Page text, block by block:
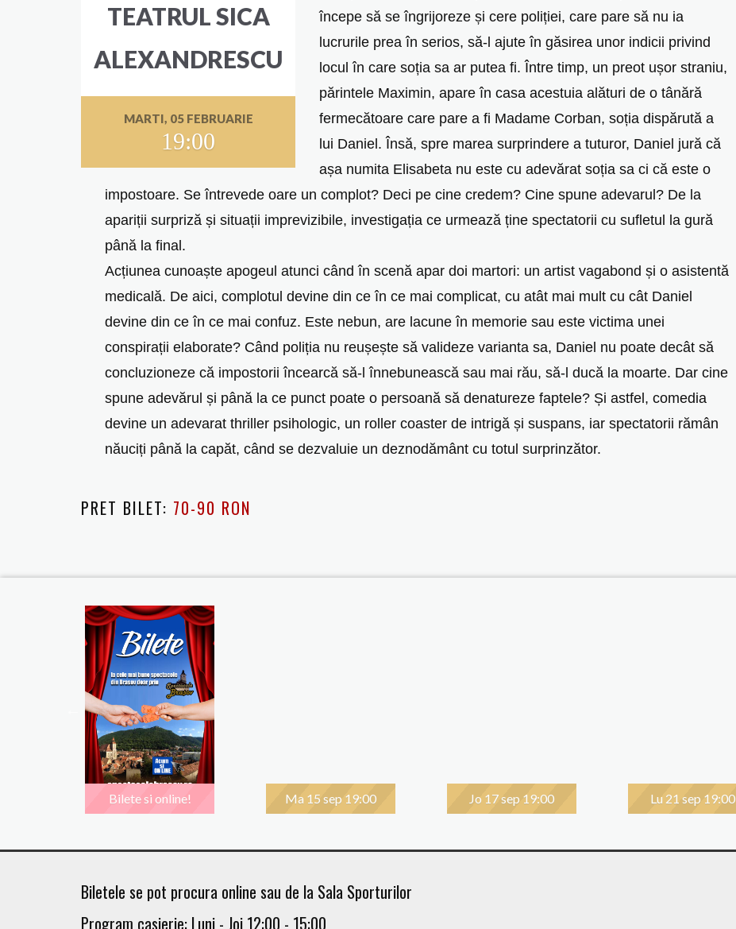
TEATRUL SICA
ALEXANDRESCU
MARTI, 05 FEBRUARIE
19:00
începe să se îngrijoreze și cere poliției, care pare să nu ia
lucrurile prea în serios, să-l ajute în găsirea unor indicii privind
locul în care soția sa ar putea fi. Între timp, un preot ușor straniu,
părintele Maximin, apare în casa acestuia alături de o tânără
fermecătoare care pare a fi Madame Corban, soția dispărută a
lui Daniel. Însă, spre marea surprindere a tuturor, Daniel jură că
așa numita Elisabeta nu este cu adevărat soția sa ci că este o
impostoare. Se întrevede oare un complot? Deci pe cine credem? Cine spune adevarul? De la
apariții surpriză și situații imprevizibile, investigația ce urmează ține spectatorii cu sufletul la gură
până la final.
Acțiunea cunoaște apogeul atunci când în scenă apar doi martori: un artist vagabond și o asistentă
medicală. De aici, complotul devine din ce în ce mai complicat, cu atât mai mult cu cât Daniel
devine din ce în ce mai confuz. Este nebun, are lacune în memorie sau este victima unei
conspirații elaborate? Când poliția nu reușește să valideze varianta sa, Daniel nu poate decât să
concluzioneze că impostorii încearcă să-l înnebunească sau mai rău, să-l ducă la moarte. Dar cine
spune adevărul și până la ce punct poate o persoană să denatureze faptele? Și astfel, comedia
devine un adevarat thriller psihologic, un roller coaster de intrigă și suspans, iar spectatorii rămân
năuciți până la capăt, când se dezvaluie un deznodământ cu totul surprinzător.
PRET BILET: 70-90 RON
Bilete si online! Ma 15 sep 19:00 Jo 17 sep 19:00 Lu 21 sep 19:00
Biletele se pot procura online sau de la Sala Sporturilor
Program casierie: Luni - Joi 12:00 - 15:00